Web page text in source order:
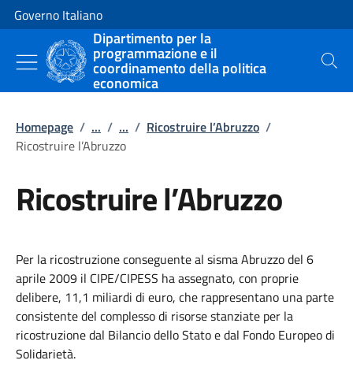
Vai al contenuto
Vai alla navigazione del sito
Governo Italiano
Dipartimento per la
programmazione e il
coordinamento della politica
economica
Cerca
Homepage / ... / ... / Ricostruire l’Abruzzo /
Ricostruire l’Abruzzo
Ricostruire l’Abruzzo
Per la ricostruzione conseguente al sisma Abruzzo del 6
aprile 2009 il CIPE/CIPESS ha assegnato, con proprie
delibere, 11,1 miliardi di euro, che rappresentano una parte
consistente del complesso di risorse stanziate per la
ricostruzione dal Bilancio dello Stato e dal Fondo Europeo di
Solidarietà.